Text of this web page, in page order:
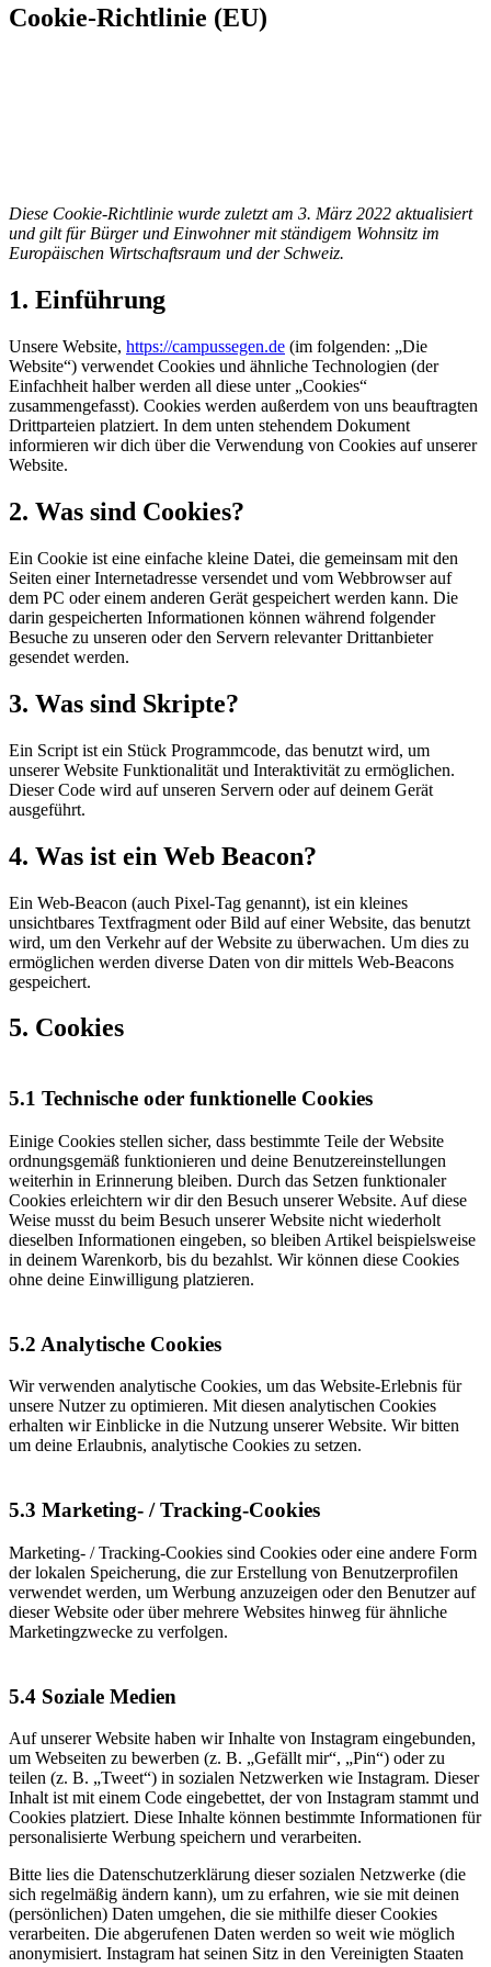
Cookie-Richtlinie (EU)
Diese Cookie-Richtlinie wurde zuletzt am 3. März 2022 aktualisiert
und gilt für Bürger und Einwohner mit ständigem Wohnsitz im
Europäischen Wirtschaftsraum und der Schweiz.
1. Einführung
Unsere Website, https://campussegen.de (im folgenden: „Die
Website“) verwendet Cookies und ähnliche Technologien (der
Einfachheit halber werden all diese unter „Cookies“
zusammengefasst). Cookies werden außerdem von uns beauftragten
Drittparteien platziert. In dem unten stehendem Dokument
informieren wir dich über die Verwendung von Cookies auf unserer
Website.
2. Was sind Cookies?
Ein Cookie ist eine einfache kleine Datei, die gemeinsam mit den
Seiten einer Internetadresse versendet und vom Webbrowser auf
dem PC oder einem anderen Gerät gespeichert werden kann. Die
darin gespeicherten Informationen können während folgender
Besuche zu unseren oder den Servern relevanter Drittanbieter
gesendet werden.
3. Was sind Skripte?
Ein Script ist ein Stück Programmcode, das benutzt wird, um
unserer Website Funktionalität und Interaktivität zu ermöglichen.
Dieser Code wird auf unseren Servern oder auf deinem Gerät
ausgeführt.
4. Was ist ein Web Beacon?
Ein Web-Beacon (auch Pixel-Tag genannt), ist ein kleines
unsichtbares Textfragment oder Bild auf einer Website, das benutzt
wird, um den Verkehr auf der Website zu überwachen. Um dies zu
ermöglichen werden diverse Daten von dir mittels Web-Beacons
gespeichert.
5. Cookies
5.1 Technische oder funktionelle Cookies
Einige Cookies stellen sicher, dass bestimmte Teile der Website
ordnungsgemäß funktionieren und deine Benutzereinstellungen
weiterhin in Erinnerung bleiben. Durch das Setzen funktionaler
Cookies erleichtern wir dir den Besuch unserer Website. Auf diese
Weise musst du beim Besuch unserer Website nicht wiederholt
dieselben Informationen eingeben, so bleiben Artikel beispielsweise
in deinem Warenkorb, bis du bezahlst. Wir können diese Cookies
ohne deine Einwilligung platzieren.
5.2 Analytische Cookies
Wir verwenden analytische Cookies, um das Website-Erlebnis für
unsere Nutzer zu optimieren. Mit diesen analytischen Cookies
erhalten wir Einblicke in die Nutzung unserer Website. Wir bitten
um deine Erlaubnis, analytische Cookies zu setzen.
5.3 Marketing- / Tracking-Cookies
Marketing- / Tracking-Cookies sind Cookies oder eine andere Form
der lokalen Speicherung, die zur Erstellung von Benutzerprofilen
verwendet werden, um Werbung anzuzeigen oder den Benutzer auf
dieser Website oder über mehrere Websites hinweg für ähnliche
Marketingzwecke zu verfolgen.
5.4 Soziale Medien
Auf unserer Website haben wir Inhalte von Instagram eingebunden,
um Webseiten zu bewerben (z. B. „Gefällt mir“, „Pin“) oder zu
teilen (z. B. „Tweet“) in sozialen Netzwerken wie Instagram. Dieser
Inhalt ist mit einem Code eingebettet, der von Instagram stammt und
Cookies platziert. Diese Inhalte können bestimmte Informationen für
personalisierte Werbung speichern und verarbeiten.
Bitte lies die Datenschutzerklärung dieser sozialen Netzwerke (die
sich regelmäßig ändern kann), um zu erfahren, wie sie mit deinen
(persönlichen) Daten umgehen, die sie mithilfe dieser Cookies
verarbeiten. Die abgerufenen Daten werden so weit wie möglich
anonymisiert. Instagram hat seinen Sitz in den Vereinigten Staaten